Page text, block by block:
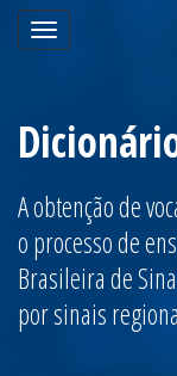
Toggle
navigation
A obtenção de
o processo de
Brasileira de
por sinais